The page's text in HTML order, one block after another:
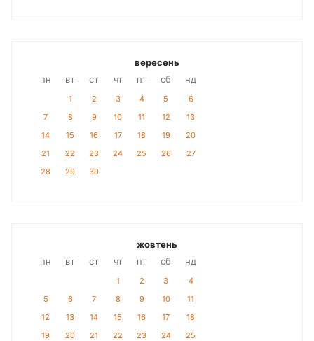
вересень
пн
вт ст чт пт сб нд
1 2 3 4 5
6
7
8 9 10 11 12
13
14
15 16 17 18 19
20
21
22 23 24 25 26
27
28
29 30
жовтень
пн
вт ст чт пт сб нд
1 2 3
4
5
6 7 8 9 10
11
12
13 14 15 16 17
18
19
20 21 22 23 24
25